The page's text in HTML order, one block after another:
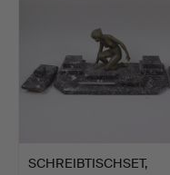
SCHREIBTISCHSET,